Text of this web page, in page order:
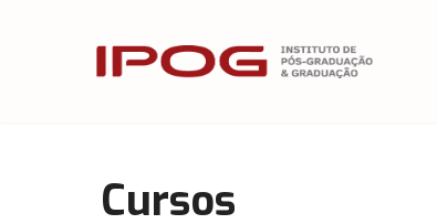
IPOG
Cursos